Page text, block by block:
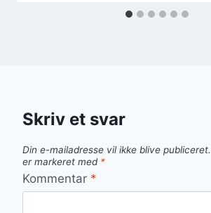
Skriv et svar
Din e-mailadresse vil ikke blive publiceret.
er markeret med *
Kommentar *